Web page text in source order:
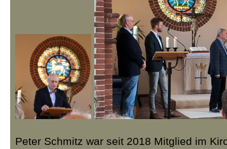
Peter Schmitz war seit 2018 Mitglied im